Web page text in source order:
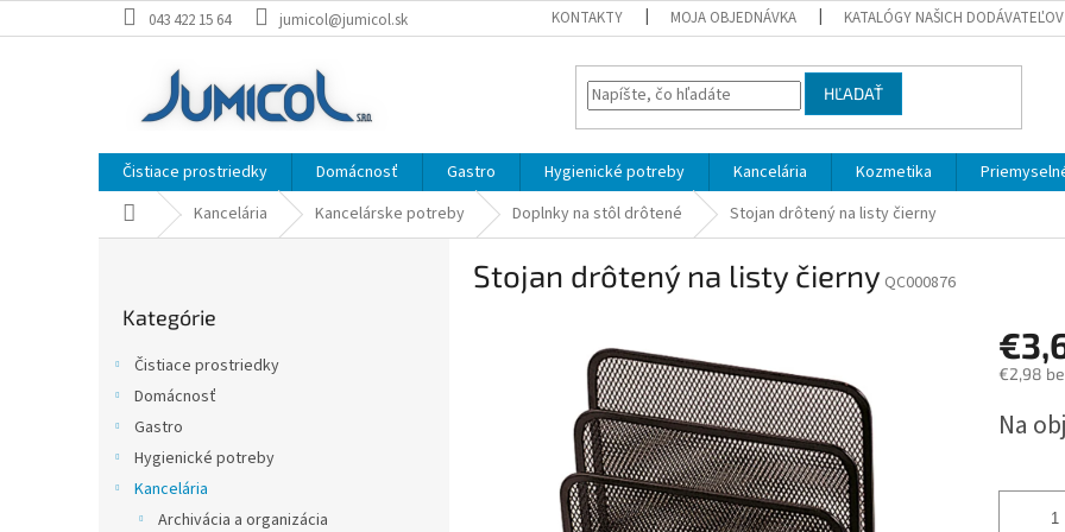
na
043 422 15 64 jumicol@jumicol.sk KONTAKTY MOJA OBJEDNÁVKA KATALÓGY NAŠICH DODÁVATEĽOV
HĽADAŤ
Čistiace prostriedky Domácnosť Gastro Hygienické potreby Kancelária Kozmetika
DomovKancelária Kancelárske potreby Doplnky na stôl drôtené Stojan drôtený na listy čierny
kategórie
Kategórie
Čistiace prostriedky
Domácnosť
Gastro
Hygienické potreby
Kancelária
Archivácia a organizácia
Stojan drôtený na listy čierny QC000876
€2,98
cena:
Na